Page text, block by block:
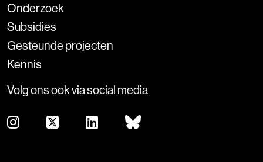
Onderzoek
Subsidies
Gesteunde projecten
Kennis
Volg ons ook via social media